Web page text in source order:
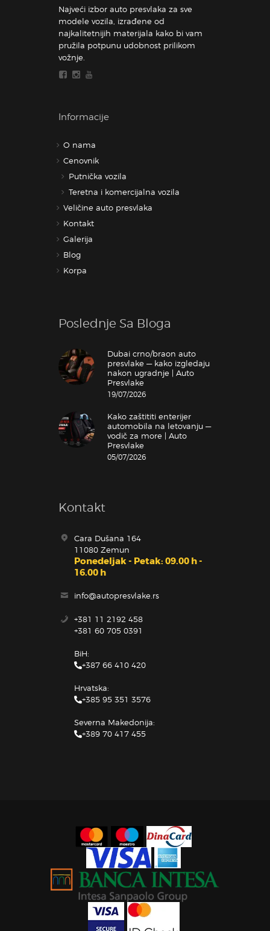
Najveći izbor auto presvlaka za sve
modele vozila, izrađene od
najkalitetnijih materijala kako bi vam
pružila potpunu udobnost prilikom
vožnje.
Informacije
O nama
Cenovnik
Putnička vozila
Teretna i komercijalna vozila
Veličine auto presvlaka
Kontakt
Galerija
Blog
Korpa
Poslednje Sa Bloga
Dubai crno/braon auto
presvlake — kako izgledaju
nakon ugradnje | Auto
Presvlake
19/07/2026
Kako zaštititi enterijer
automobila na letovanju —
vodič za more | Auto
Presvlake
05/07/2026
Kontakt
Cara Dušana 164
11080 Zemun
Ponedeljak - Petak: 09.00 h -
16.00 h
info@autopresvlake.rs
+381 11 2192 458
+381 60 705 0391
BiH:
+387 66 410 420
Hrvatska:
+385 95 351 3576
Severna Makedonija:
+389 70 417 455